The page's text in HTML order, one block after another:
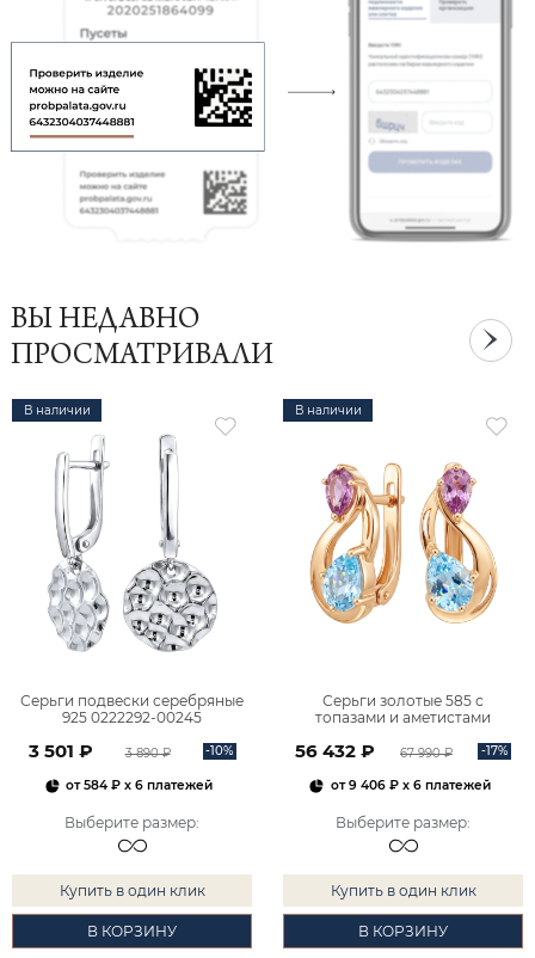
ВЫ НЕДАВНО
ПРОСМАТРИВАЛИ
В наличии
Серьги подвески серебряные
925 0222292-00245
3 501 ₽ 3 890 ₽ -10%
от584 ₽ x 6 платежей
Выберите размер:
Купить в один клик
В КОРЗИНУ
В наличии
Серьги золотые 585 с
топазами и аметистами
56 432 ₽ 67 990 ₽ -17%
от9 406 ₽x 6 платежей
Выберите размер:
Купить в один клик
В КОРЗИНУ